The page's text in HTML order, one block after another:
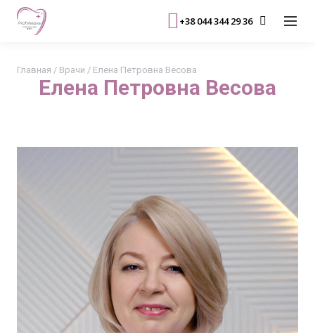
+38 044 344 29 36
Елена Петровна Весова
Главная / Врачи / Елена Петровна Весова